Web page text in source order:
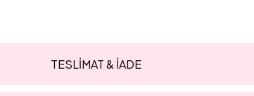
TESLİMAT & İADE